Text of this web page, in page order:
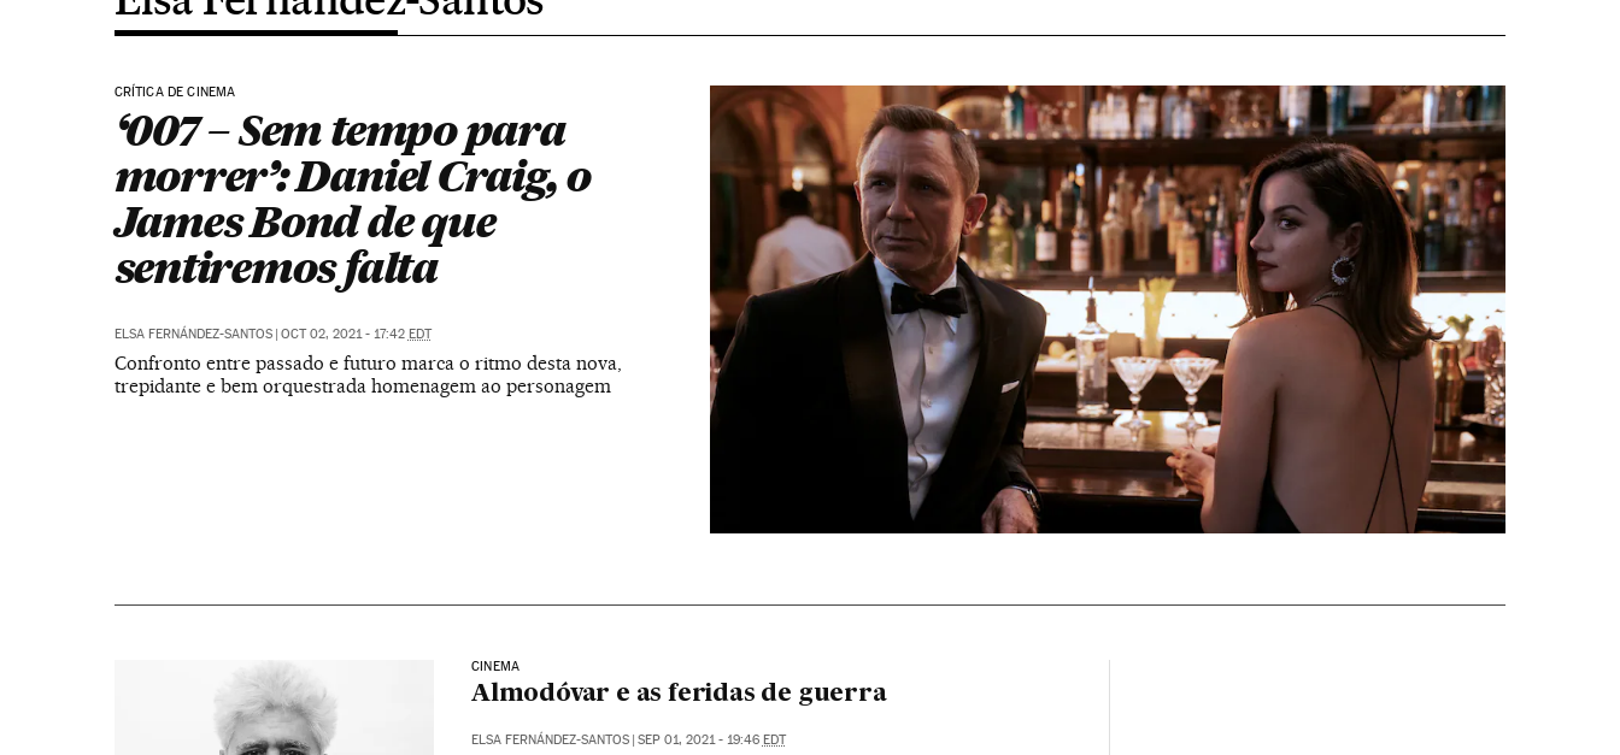
CRÍTICA DE CINEMA
‘007 – Sem tempo para
morrer’: Daniel Craig, o
James Bond de que
sentiremos falta
ELSA FERNÁNDEZ-SANTOS | OCT 02, 2021 - 17:42 EDT
Confronto entre passado e futuro marca o ritmo desta nova,
trepidante e bem orquestrada homenagem ao personagem
CINEMA
Almodóvar e as feridas de guerra
ELSA FERNÁNDEZ-SANTOS | SEP 01, 2021 - 19:46 EDT